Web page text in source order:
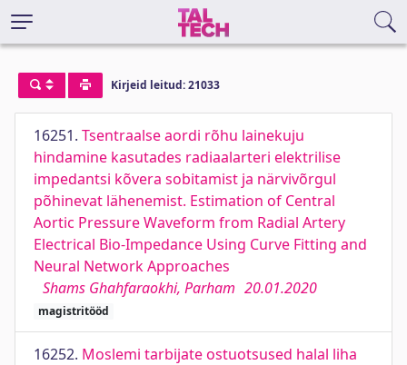
Kirjeid leitud: 21033
16251. Tsentraalse aordi rõhu lainekuju
hindamine kasutades radiaalarteri elektrilise
impedantsi kõvera sobitamist ja närvivõrgul
põhinevat lähenemist. Estimation of Central
Aortic Pressure Waveform from Radial Artery
Electrical Bio-Impedance Using Curve Fitting and
Neural Network Approaches
Shams Ghahfaraokhi, Parham 20.01.2020
magistritööd
16252. Moslemi tarbijate ostuotsused halal liha